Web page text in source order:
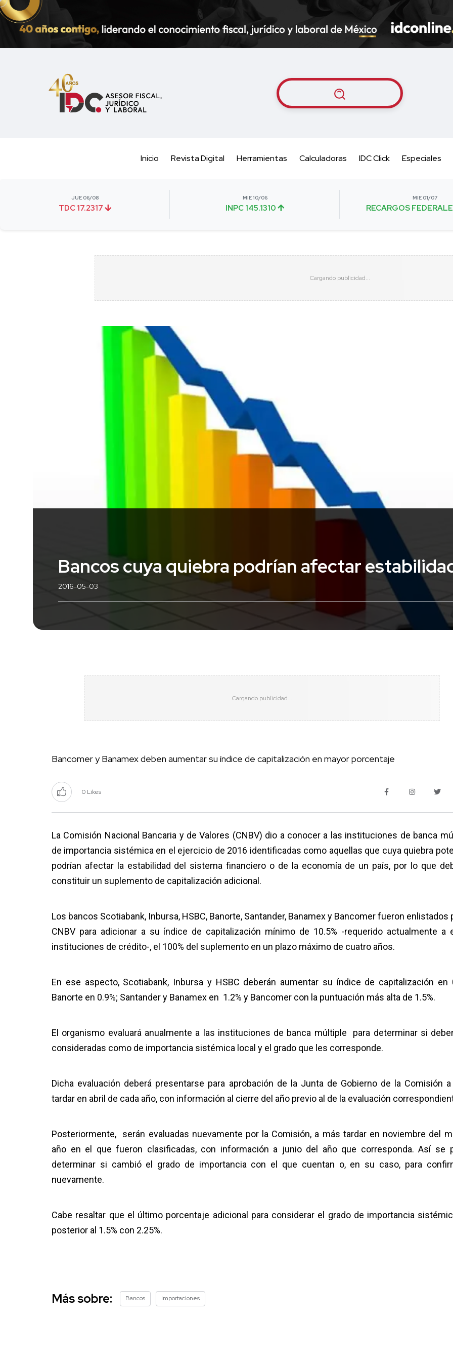
Inicio Revista Digital Herramientas Calculadoras IDC Click Especiales
JUE 06/08
TDC 17.2317
MIE 10/06
INPC 145.1310
MIE 01/07
RECARGOS
Bancos cuya quiebra podrían afectar
2016-05-03
Bancomer y Banamex deben aumentar su índice de capitalización en mayor porcentaje
0 Likes
La Comisión Nacional Bancaria y de Valores (CNBV) dio a conocer a las instituciones de banca
de importancia sistémica en el ejercicio de 2016 identificadas como aquellas que cuya quiebra
podrían afectar la estabilidad del sistema financiero o de la economía de un país, por lo que
constituir un suplemento de capitalización adicional.
Los bancos Scotiabank, Inbursa, HSBC, Banorte, Santander, Banamex y Bancomer fueron enlistados
CNBV para adicionar a su índice de capitalización mínimo de 10.5% -requerido actualmente a
instituciones de crédito-, el 100% del suplemento en un plazo máximo de cuatro años.
En ese aspecto, Scotiabank, Inbursa y HSBC deberán aumentar su índice de capitalización en
Banorte en 0.9%; Santander y Banamex en 1.2% y Bancomer con la puntuación más alta de 1.5%.
El organismo evaluará anualmente a las instituciones de banca múltiple para determinar si
consideradas como de importancia sistémica local y el grado que les corresponde.
Dicha evaluación deberá presentarse para aprobación de la Junta de Gobierno de la Comisión
tardar en abril de cada año, con información al cierre del año previo al de la evaluación
Posteriormente, serán evaluadas nuevamente por la Comisión, a más tardar en noviembre del
año en el que fueron clasificadas, con información a junio del año que corresponda. Así se
determinar si cambió el grado de importancia con el que cuentan o, en su caso, para
nuevamente.
Cabe resaltar que el último porcentaje adicional para considerar el grado de importancia
posterior al 1.5% con 2.25%.
Más sobre: Bancos Importaciones